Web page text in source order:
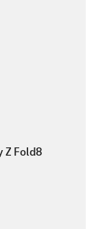
Z Fold8